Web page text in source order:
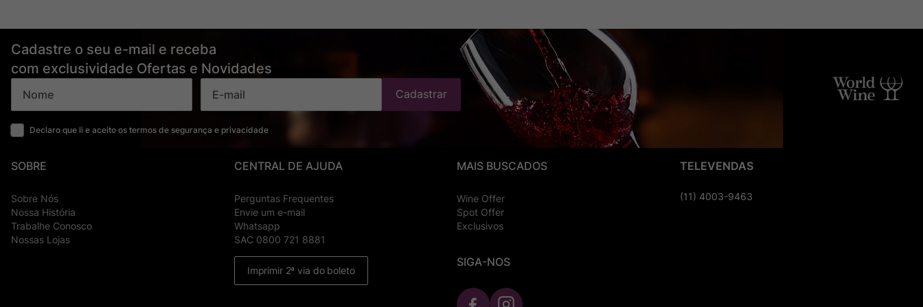
Cadastre o seu e-mail e receba
com exclusividade Ofertas e Novidades
Declaro que li e aceito os termos de segurança e privacidade
Cadastrar
SOBRE
Sobre Nós
Nossa História
Trabalhe Conosco
Nossas Lojas
CENTRAL DE AJUDA
Perguntas Frequentes
Envie um e-mail
Whatsapp
SAC 0800 721 8881
Imprimir 2ª via do boleto
MAIS BUSCADOS
Wine Offer
Spot Offer
Exclusivos
SIGA-NOS
TELEVENDAS
(11) 4003-9463